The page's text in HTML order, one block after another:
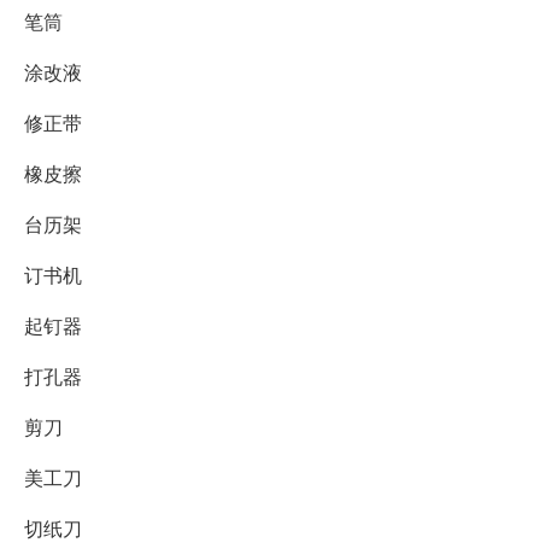
笔筒
涂改液
修正带
橡皮擦
台历架
订书机
起钉器
打孔器
剪刀
美工刀
切纸刀